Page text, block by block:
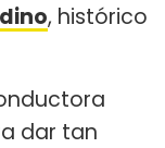
, histórico
dar tan